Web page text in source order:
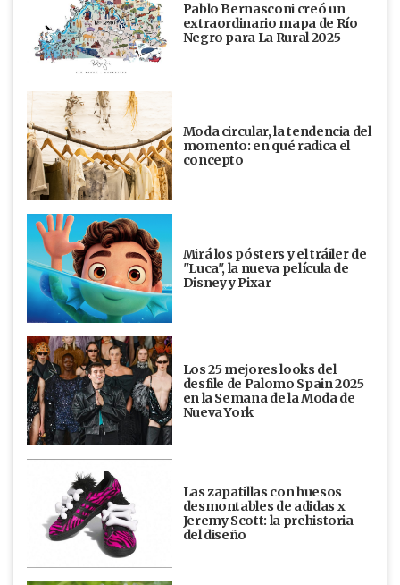
Pablo Bernasconi creó un
extraordinario mapa de Río
Negro para La Rural 2025
Moda circular, la tendencia del
momento: en qué radica el
concepto
Mirá los pósters y el tráiler de
"Luca", la nueva película de
Disney y Pixar
Los 25 mejores looks del
desfile de Palomo Spain 2025
en la Semana de la Moda de
Nueva York
Las zapatillas con huesos
desmontables de adidas x
Jeremy Scott: la prehistoria
del diseño